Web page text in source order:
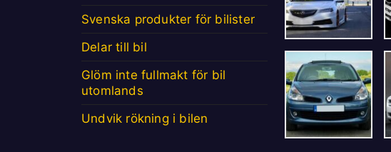
Svenska produkter för bilister
Delar till bil
Glöm inte fullmakt för bil
utomlands
Undvik rökning i bilen